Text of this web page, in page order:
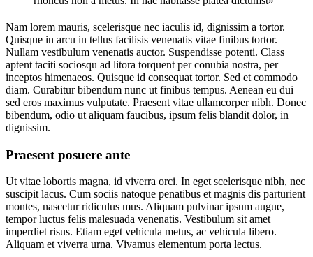
Nam lorem mauris, scelerisque nec iaculis id, dignissim a tortor.
Quisque in arcu in tellus facilisis venenatis vitae finibus tortor.
Nullam vestibulum venenatis auctor. Suspendisse potenti. Class
aptent taciti sociosqu ad litora torquent per conubia nostra, per
inceptos himenaeos. Quisque id consequat tortor. Sed et commodo
diam. Curabitur bibendum nunc ut finibus tempus. Aenean eu dui
sed eros maximus vulputate. Praesent vitae ullamcorper nibh. Donec
bibendum, odio ut aliquam faucibus, ipsum felis blandit dolor, in
dignissim.
Praesent posuere ante
Ut vitae lobortis magna, id viverra orci. In eget scelerisque nibh, nec
suscipit lacus. Cum sociis natoque penatibus et magnis dis parturient
montes, nascetur ridiculus mus. Aliquam pulvinar ipsum augue,
tempor luctus felis malesuada venenatis. Vestibulum sit amet
imperdiet risus. Etiam eget vehicula metus, ac vehicula libero.
Aliquam et viverra urna. Vivamus elementum porta lectus.